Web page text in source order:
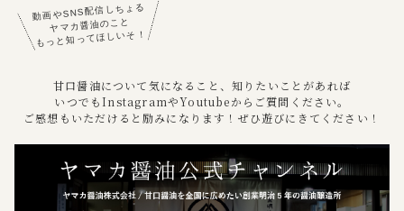
甘口醤油について気になること、知りたいことがあれば
いつでもInstagramやYoutubeからご質問ください。
ご感想もいただけると励みになります！ぜひ遊びにきてください！
動画やSNS配信しちょる
ヤマカ醤油のこと
もっと知ってほしいそ！